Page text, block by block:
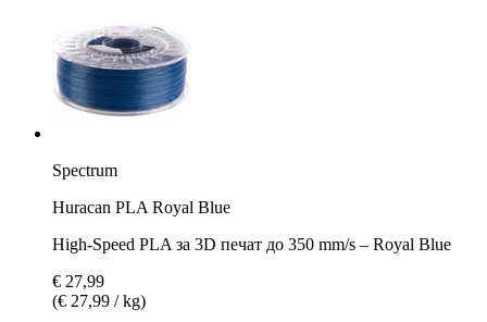
Spectrum
Huracan PLA Royal Blue
High-Speed PLA за 3D печат до 350 mm/s – Royal Blue
€ 27,99
(€ 27,99 / kg)